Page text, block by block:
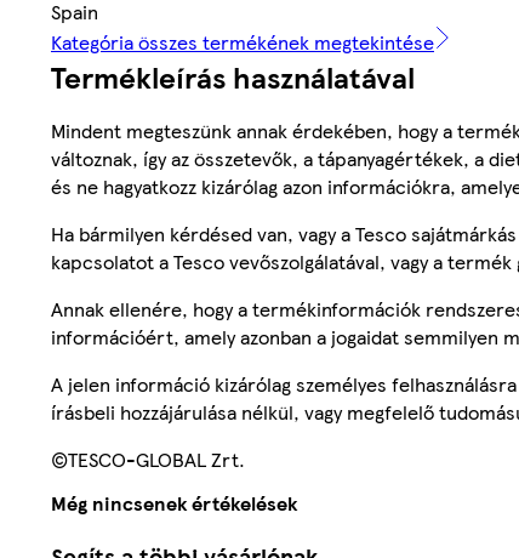
Spain
Kategória összes termékének megtekintése
Termékleírás használatával
Mindent megteszünk annak érdekében, hogy a
változnak, így az összetevők, a tápanyagértékek, a
és ne hagyatkozz kizárólag azon információkra,
Ha bármilyen kérdésed van, vagy a Tesco
kapcsolatot a Tesco vevőszolgálatával, vagy a
Annak ellenére, hogy a termékinformációk
információért, amely azonban a jogaidat semmilyen
A jelen információ kizárólag személyes
írásbeli hozzájárulása nélkül, vagy megfelelő
©TESCO-GLOBAL Zrt.
Még nincsenek értékelések